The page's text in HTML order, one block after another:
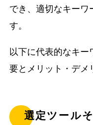
でき、適切なキーワ
す。
以下に代表的なキー
要とメリット・デメ
選定ツール